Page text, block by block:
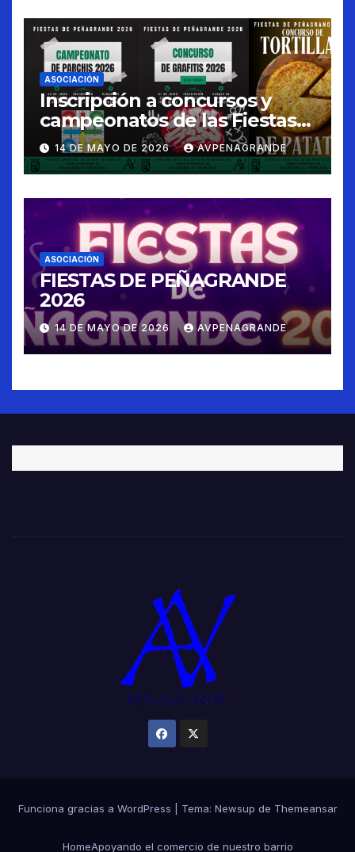
ASOCIACIÓN
Inscripción a concursos y
campeonatos de las Fiestas
de Peñagrande 2026
14 DE MAYO DE 2026 AVPENAGRANDE
ASOCIACIÓN
FIESTAS DE PEÑAGRANDE
2026
14 DE MAYO DE 2026 AVPENAGRANDE
Funciona gracias a WordPress Tema: Newsup de Themeansar
HomeApoyando el comercio de nuestro barrio